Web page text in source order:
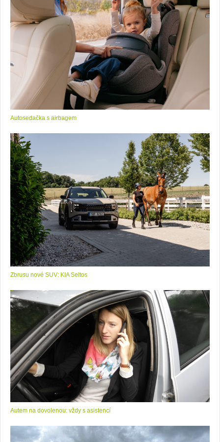
Autosedačka s airbagem
Zbrusu nové SUV: KIA Seltos
Autem na dovolenou: vždy s asistencí